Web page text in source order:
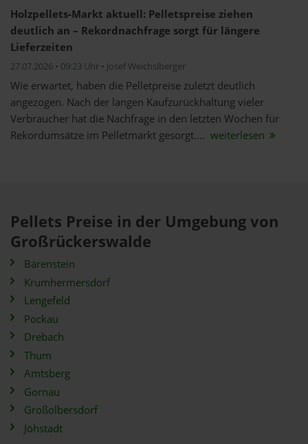
Holzpellets-Markt aktuell: Pelletspreise ziehen
deutlich an – Rekordnachfrage sorgt für längere
Lieferzeiten
27.07.2026 • 09:23 Uhr • Josef Weichslberger
Wie erwartet, haben die Pelletpreise zuletzt deutlich
angezogen. Nach der langen Kaufzurückhaltung vieler
Verbraucher hat die Nachfrage in den letzten Wochen für
Rekordumsätze im Pelletmarkt gesorgt.... weiterlesen
Pellets Preise in der Umgebung von
Großrückerswalde
Bärenstein
Krumhermersdorf
Lengefeld
Pockau
Drebach
Thum
Amtsberg
Gornau
Großolbersdorf
Jöhstadt